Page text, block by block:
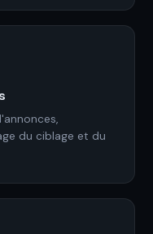
du ciblage et du